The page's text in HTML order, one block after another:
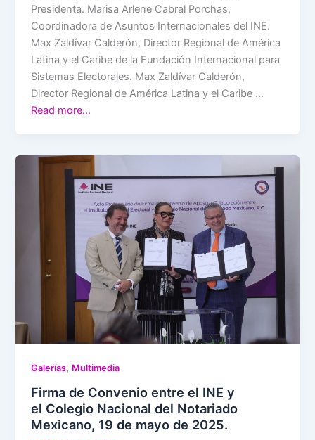
Presidenta. Marisa Arlene Cabral Porchas,
Coordinadora de Asuntos Internacionales del INE.
Max Zaldívar Calderón, Director Regional de América
Latina y el Caribe de la Fundación Internacional para
Sistemas Electorales. Max Zaldívar Calderón,
Director Regional de América Latina y el Caribe …
Read more…
Galerías, Multimedia
Firma de Convenio entre el INE y
el Colegio Nacional del Notariado
Mexicano, 19 de mayo de 2025.